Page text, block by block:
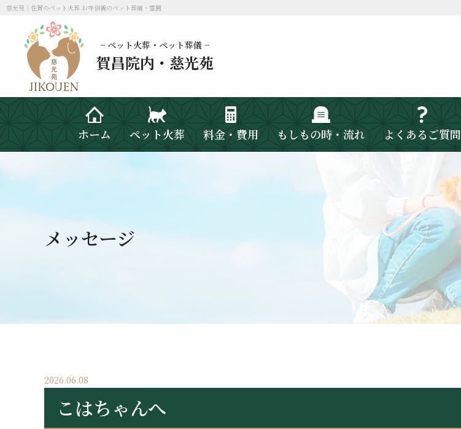
慈光苑｜佐賀のペット火葬 お寺供養のペット葬儀・霊園
− ペット火葬・ペット葬儀 −
賀昌院内・慈光苑
ホーム ペット火葬 料金・費用 もしもの時・流れ よくあるご質問
メッセージ
2026.06.08
こはちゃんへ